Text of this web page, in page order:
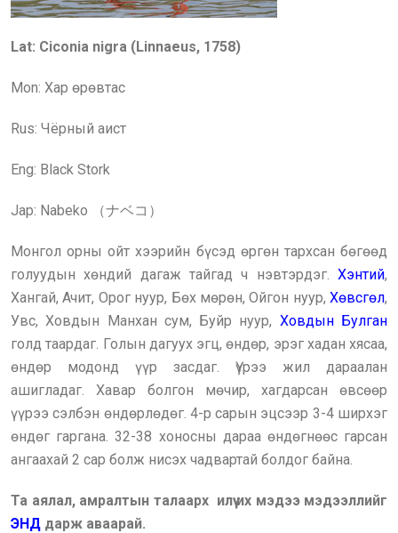
Lat: Ciconia nigra (Linnaeus, 1758)
Mon: Хар өрөвтас
Rus: Чёрный аист
Eng: Black Stork
Jap: Nabeko （ナベコ）
Монгол орны ойт хээрийн бүсэд өргөн тархсан бөгөөд
голуудын хөндий дагаж тайгад ч нэвтэрдэг. Хэнтий,
Хангай, Ачит, Орог нуур, Бөх мөрөн, Ойгон нуур, Хөвсгөл,
Увс, Ховдын Манхан сум, Буйр нуур, Ховдын Булган
голд таардаг. Голын дагуух эгц, өндөр, эрэг хадан хясаа,
өндөр модонд үүр засдаг. Үүрээ жил дараалан
ашигладаг. Хавар болгон мөчир, хагдарсан өвсөөр
үүрээ сэлбэн өндөрлөдөг. 4-р сарын эцсээр 3-4 ширхэг
өндөг гаргана. 32-38 хоносны дараа өндөгнөөс гарсан
ангаахай 2 сар болж нисэх чадвартай болдог байна.
Та аялал, амралтын талаарх илүү их мэдээ мэдээллийг
ЭНД дарж аваарай.